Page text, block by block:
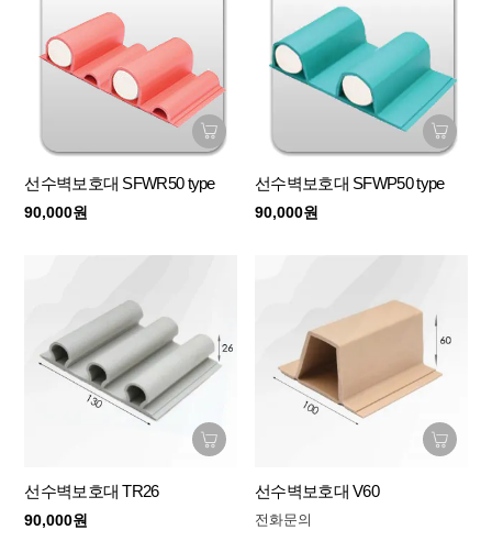
선수벽보호대 SFWR50 type
90,000원
선수벽보호대 SFWP50 type
90,000원
선수벽보호대 TR26
90,000원
선수벽보호대 V60
전화문의